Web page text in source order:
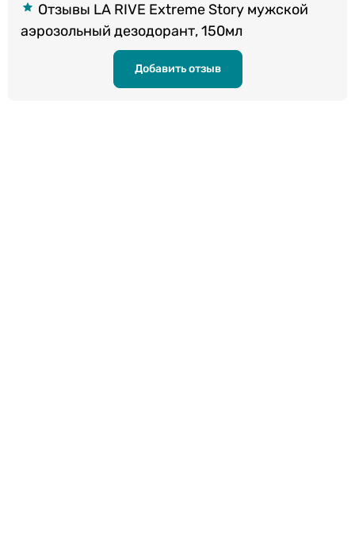
Отзывы LA RIVE Extreme Story мужской
аэрозольный дезодорант, 150мл
Добавить отзыв